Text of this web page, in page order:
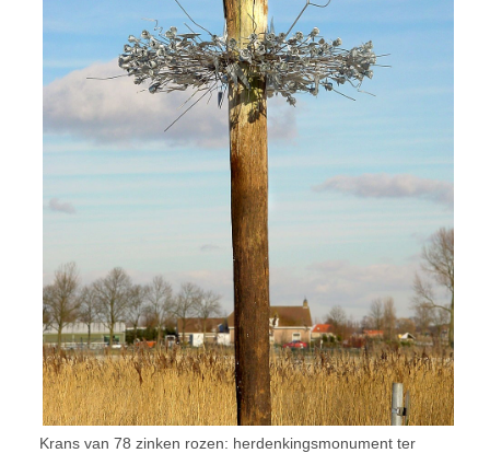
Krans van 78 zinken rozen: herdenkingsmonument ter